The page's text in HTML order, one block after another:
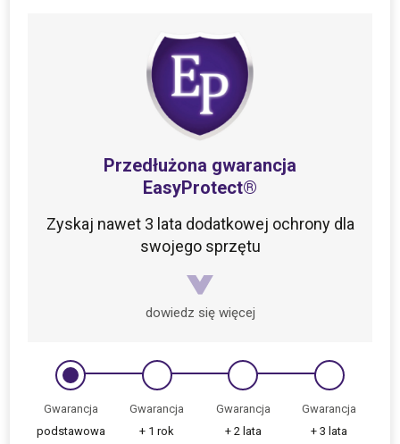
Przedłużona gwarancja
EasyProtect®
Zyskaj nawet 3 lata dodatkowej ochrony dla
swojego sprzętu
dowiedz się więcej
Gwarancja
podstawowa
Gwarancja
+ 1 rok
Gwarancja
+ 2 lata
Gwarancja
+ 3 lata